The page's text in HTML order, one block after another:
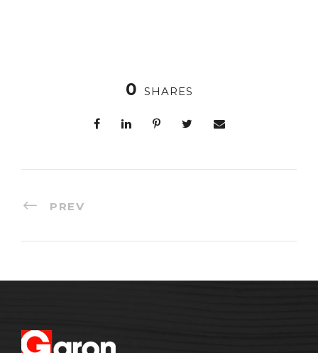
0 SHARES
PREV